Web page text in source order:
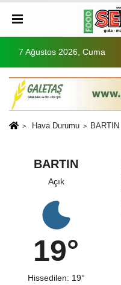
7 Ağustos 2026, Cuma
Hava Durumu BARTIN
BARTIN
Açık
19°
Hissedilen: 19°